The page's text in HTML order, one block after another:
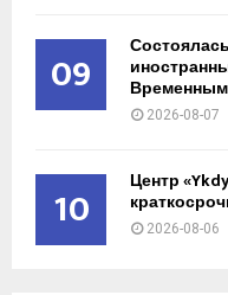
09
2026-08-07
10 Центр
2026-08-06